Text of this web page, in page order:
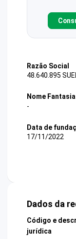
Razão Social
48.640.895
Nome Fantasia
-
Data de
17/11/2022
Dados da
Código e
jurídica